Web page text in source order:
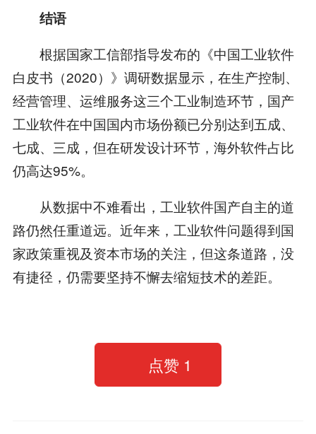
结语
根据国家工信部指导发布的《中国工业软件
白皮书（2020）》调研数据显示，在生产控制、
经营管理、运维服务这三个工业制造环节，国产
工业软件在中国国内市场份额已分别达到五成、
七成、三成，但在研发设计环节，海外软件占比
仍高达95%。
从数据中不难看出，工业软件国产自主的道
路仍然任重道远。近年来，工业软件问题得到国
家政策重视及资本市场的关注，但这条道路，没
有捷径，仍需要坚持不懈去缩短技术的差距。
点赞 1